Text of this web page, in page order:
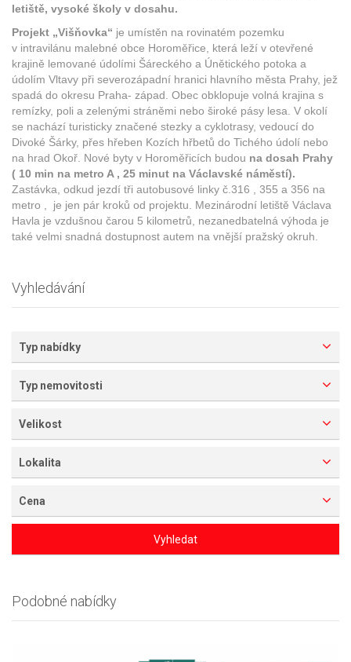
letiště, vysoké školy v dosahu.
Projekt „Višňovka“ je umístěn na rovinatém pozemku
v intravilánu malebné obce Horoměřice, která leží v otevřené
krajině lemované údolími Šáreckého a Únětického potoka a
údolím Vltavy při severozápadní hranici hlavního města Prahy, jež
spadá do okresu Praha- západ. Obec obklopuje volná krajina s
remízky, poli a zelenými stráněmi nebo široké pásy lesa. V okolí
se nachází turisticky značené stezky a cyklotrasy, vedoucí do
Divoké Šárky, přes hřeben Kozích hřbetů do Tichého údolí nebo
na hrad Okoř. Nové byty v Horoměřicích budou na dosah Prahy
( 10 min na metro A , 25 minut na Václavské náměstí).
Zastávka, odkud jezdí tři autobusové linky č.316 , 355 a 356 na
metro , je jen pár kroků od projektu. Mezinárodní letiště Václava
Havla je vzdušnou čarou 5 kilometrů, nezanedbatelná výhoda je
také velmi snadná dostupnost autem na vnější pražský okruh.
Vyhledávání
Typ nabídky
Typ nemovitosti
Velikost
Lokalita
Cena
Vyhledat
Podobné nabídky